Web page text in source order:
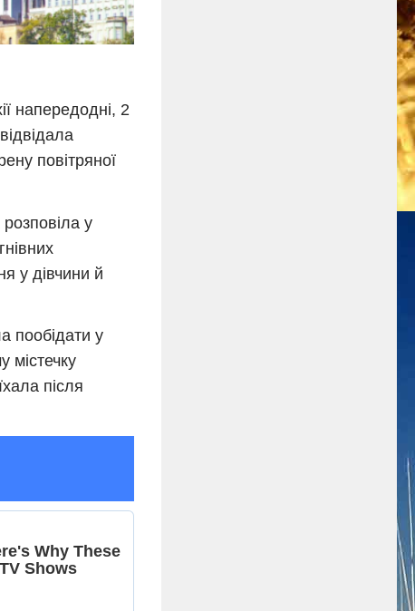
напередодні, 2
повітряної
у
у дівчини й
пообідати у
містечку
після